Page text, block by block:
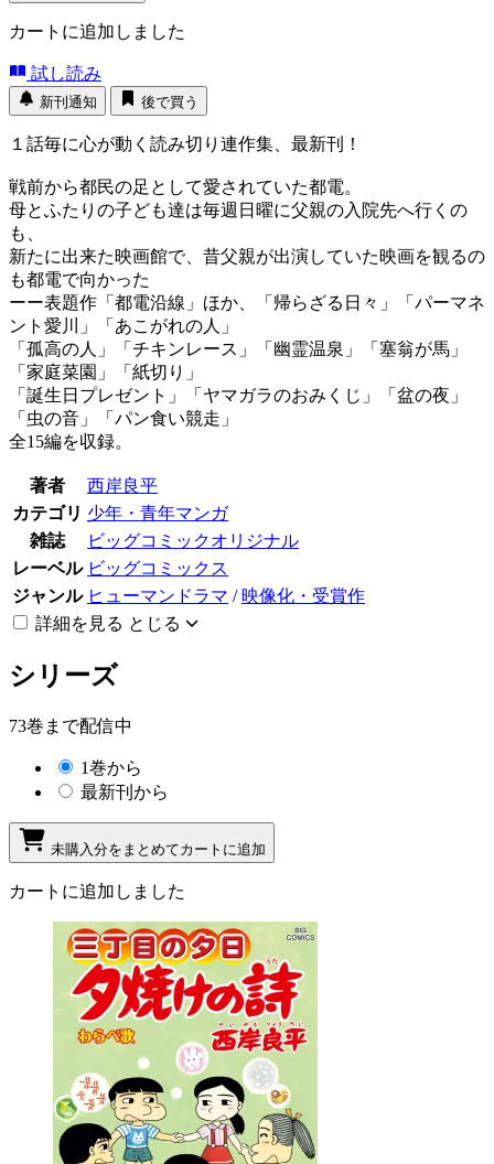
カートに追加しました
試し読み
新刊通知 後で買う
１話毎に心が動く読み切り連作集、最新刊！
戦前から都民の足として愛されていた都電。
母とふたりの子ども達は毎週日曜に父親の入院先へ行くの
も、
新たに出来た映画館で、昔父親が出演していた映画を観るの
も都電で向かった
ーー表題作「都電沿線」ほか、「帰らざる日々」「パーマネ
ント愛川」「あこがれの人」
「孤高の人」「チキンレース」「幽霊温泉」「塞翁が馬」
「家庭菜園」「紙切り」
「誕生日プレゼント」「ヤマガラのおみくじ」「盆の夜」
「虫の音」「パン食い競走」
全15編を収録。
著者
西岸良平
カテゴリ 少年・青年マンガ
雑誌
ビッグコミックオリジナル
レーベル ビッグコミックス
ジャンル ヒューマンドラマ / 映像化・受賞作
詳細を見る とじる
シリーズ
73巻まで配信中
1巻から
最新刊から
未購入分をまとめてカートに追加
カートに追加しました